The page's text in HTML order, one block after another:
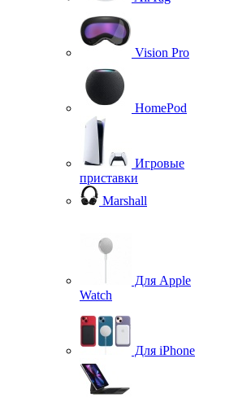
Vision Pro
HomePod
Игровые
приставки
Marshall
Для Apple
Watch
Для iPhone